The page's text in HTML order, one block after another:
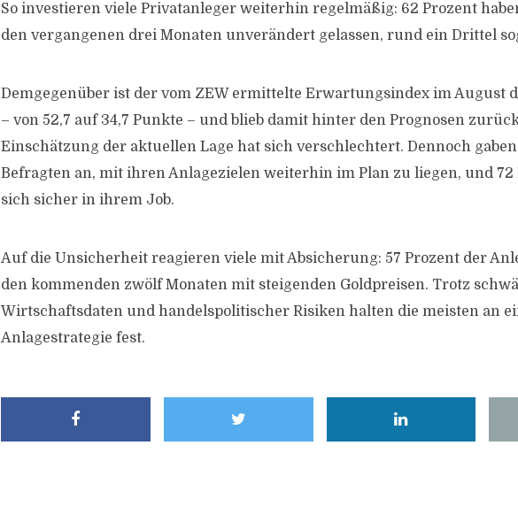
So investieren viele Privatanleger weiterhin regelmäßig: 62 Prozent
den vergangenen drei Monaten unverändert gelassen, rund ein Drittel
Demgegenüber ist der vom ZEW ermittelte Erwartungsindex im August
– von 52,7 auf 34,7 Punkte – und blieb damit hinter den Prognosen
Einschätzung der aktuellen Lage hat sich verschlechtert. Dennoch
Befragten an, mit ihren Anlagezielen weiterhin im Plan zu liegen, und
sich sicher in ihrem Job.
Auf die Unsicherheit reagieren viele mit Absicherung: 57 Prozent der
den kommenden zwölf Monaten mit steigenden Goldpreisen. Trotz
Wirtschaftsdaten und handelspolitischer Risiken halten die meisten an
Anlagestrategie fest.